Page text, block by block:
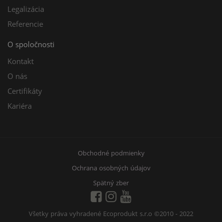
Legalizácia
Referencie
O spoločnosti
Kontakt
O nás
Certifikáty
Kariéra
Obchodné podmienky
Ochrana osobných údajov
Spätný zber
Všetky práva vyhradené Ecoprodukt s.r.o ©2010 - 2022